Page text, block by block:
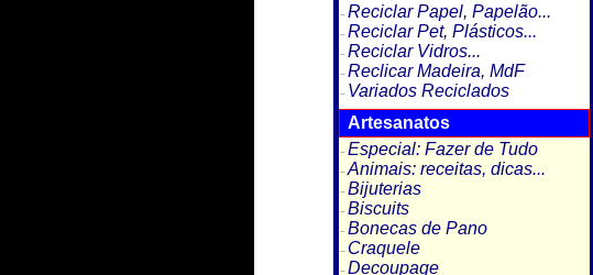
Reciclar Papel, Papelão...
Reciclar Pet, Plásticos...
Reciclar Vidros...
Reclicar Madeira, MdF
Variados Reciclados
Artesanatos
Especial: Fazer de Tudo
Animais: receitas, dicas...
Bijuterias
Biscuits
Bonecas de Pano
Craquele
Decoupage